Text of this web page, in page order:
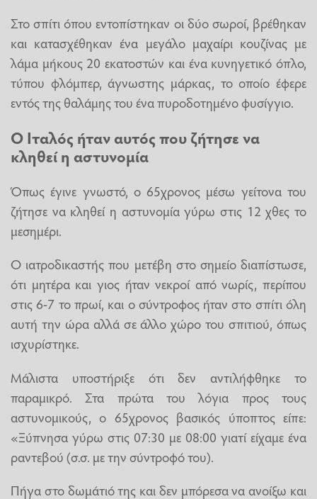
Στο σπίτι όπου εντοπίστηκαν οι δύο σωροί, βρέθηκαν
και κατασχέθηκαν ένα μεγάλο μαχαίρι κουζίνας με
λάμα μήκους 20 εκατοστών και ένα κυνηγετικό όπλο,
τύπου φλόμπερ, άγνωστης μάρκας, το οποίο έφερε
εντός της θαλάμης του ένα πυροδοτημένο φυσίγγιο.
Ο Ιταλός ήταν αυτός που ζήτησε να
κληθεί η αστυνομία
Όπως έγινε γνωστό, ο 65χρονος μέσω γείτονα του
ζήτησε να κληθεί η αστυνομία γύρω στις 12 χθες το
μεσημέρι.
Ο ιατροδικαστής που μετέβη στο σημείο διαπίστωσε,
ότι μητέρα και γιος ήταν νεκροί από νωρίς, περίπου
στις 6-7 το πρωί, και ο σύντροφος ήταν στο σπίτι όλη
αυτή την ώρα αλλά σε άλλο χώρο του σπιτιού, όπως
ισχυρίστηκε.
Μάλιστα υποστήριξε ότι δεν αντιλήφθηκε το
παραμικρό. Στα πρώτα του λόγια προς τους
αστυνομικούς, ο 65χρονος βασικός ύποπτος είπε:
«Ξύπνησα γύρω στις 07:30 με 08:00 γιατί είχαμε ένα
ραντεβού (σ.σ. με την σύντροφό του).
Πήγα στο δωμάτιό της και δεν μπόρεσα να ανοίξω και